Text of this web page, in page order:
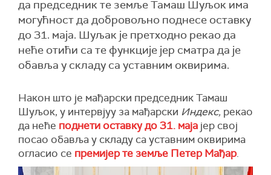
да председник те земље Тамаш Шуљок има
могућност да добровољно поднесе оставку
до 31. маја. Шуљак је претходно рекао да
неће отићи са те функције јер сматра да је
обавља у складу са уставним оквирима.
Након што је мађарски председник Тамаш
Шуљок, у интервјуу за мађарски Индекс, рекао
да неће поднети оставку до 31. маја јер свој
посао обавља у складу са уставним оквирима
огласио се премијер те земље Петер Мађар.